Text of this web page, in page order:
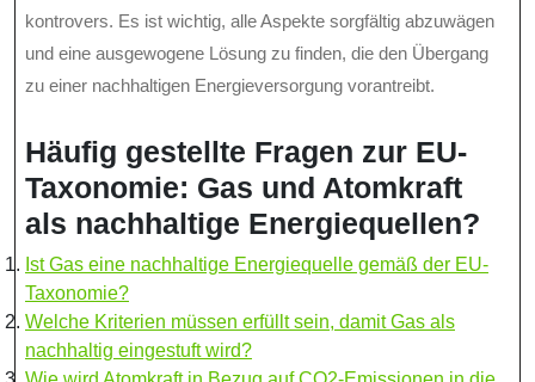
kontrovers. Es ist wichtig, alle Aspekte sorgfältig abzuwägen
und eine ausgewogene Lösung zu finden, die den Übergang
zu einer nachhaltigen Energieversorgung vorantreibt.
Häufig gestellte Fragen zur EU-
Taxonomie: Gas und Atomkraft
als nachhaltige Energiequellen?
Ist Gas eine nachhaltige Energiequelle gemäß der EU-
Taxonomie?
Welche Kriterien müssen erfüllt sein, damit Gas als
nachhaltig eingestuft wird?